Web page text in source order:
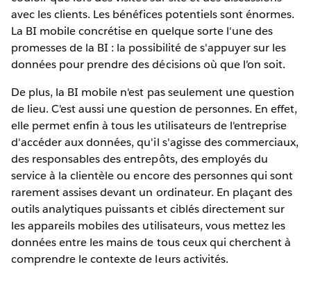
avec les clients. Les bénéfices potentiels sont énormes.
La BI mobile concrétise en quelque sorte l'une des
promesses de la BI : la possibilité de s'appuyer sur les
données pour prendre des décisions où que l'on soit.
De plus, la BI mobile n'est pas seulement une question
de lieu. C'est aussi une question de personnes. En effet,
elle permet enfin à tous les utilisateurs de l'entreprise
d'accéder aux données, qu'il s'agisse des commerciaux,
des responsables des entrepôts, des employés du
service à la clientèle ou encore des personnes qui sont
rarement assises devant un ordinateur. En plaçant des
outils analytiques puissants et ciblés directement sur
les appareils mobiles des utilisateurs, vous mettez les
données entre les mains de tous ceux qui cherchent à
comprendre le contexte de leurs activités.